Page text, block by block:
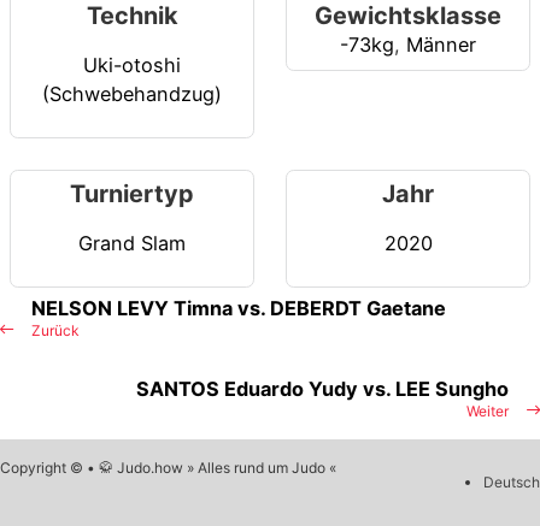
Technik
Uki-otoshi
(Schwebehandzug)
Gewichtsklasse
-73kg, Männer
Turniertyp
Grand Slam
Jahr
2020
Zurück
NELSON LEVY Timna vs. DEBERDT Gaetane
Weiter
SANTOS Eduardo Yudy vs. LEE Sungho
Copyright © • 🥋 Judo.how » Alles rund um Judo «
Deutsch